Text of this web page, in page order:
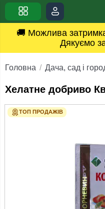
🚚 Можлива
Дякуємо
Головна Дача, сад і
Хелатне добриво
ТОП ПРОДАЖІВ